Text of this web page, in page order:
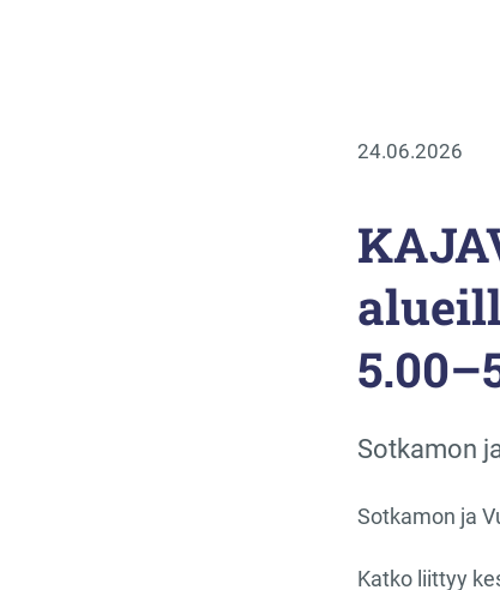
24.06.2026
Sotkamon
Sotkamon ja
Katko liittyy